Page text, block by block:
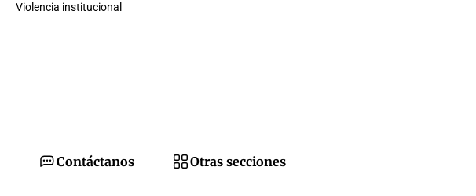
Violencia institucional
Contáctanos Otras secciones